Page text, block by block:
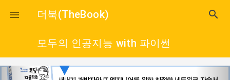
close
 더북(TheBook) search
모두의 인공지능 with 파이썬
p